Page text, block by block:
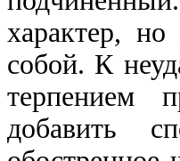
характер,
собой. К
терпением
добавить